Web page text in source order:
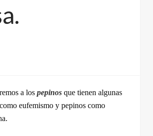
a los pepinos que tienen algunas
eufemismo y pepinos como